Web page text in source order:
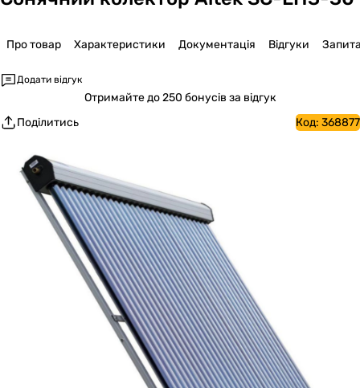
Про товар Характеристики Документація Відгуки
Додати відгук
Отримайтедо 250 бонусів за відгук
Поділитись
Код: 368877